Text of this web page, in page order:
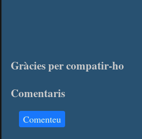
Gràcies per compatir-ho
Comentaris
Comenteu